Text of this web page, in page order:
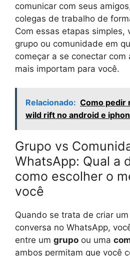
comunicar com seus
colegas de trabalho de
Com essas etapas simples,
grupo ou comunidade em
começar a se conectar com
mais importam para você.
Relacionado: Como pedir
wild rift no android e
Grupo vs
WhatsApp: Qual a
como escolher o
você
Quando se trata de criar
conversa no WhatsApp,
entre um grupo ou uma
ambos permitam que você